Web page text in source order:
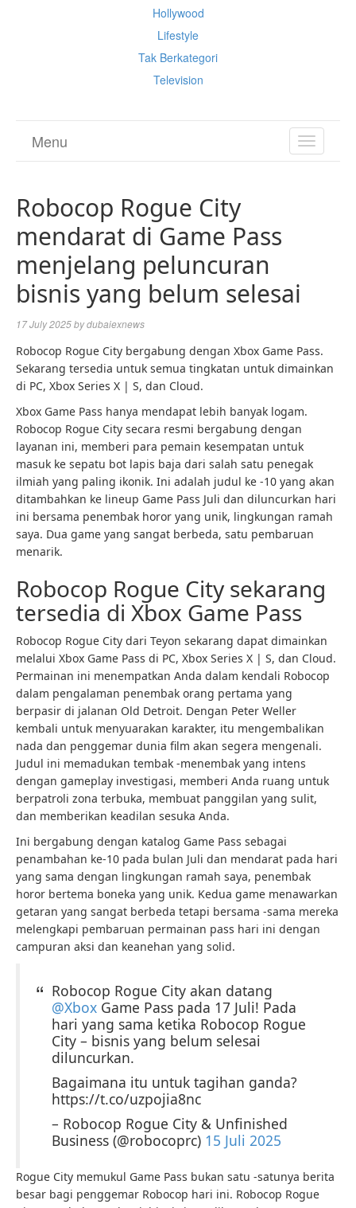
Hollywood
Lifestyle
Tak Berkategori
Television
TOGGLE
Menu
Robocop Rogue City
mendarat di Game Pass
menjelang peluncuran
bisnis yang belum selesai
17 July 2025bydubaiexnews
Robocop Rogue City bergabung dengan Xbox Game Pass.
Sekarang tersedia untuk semua tingkatan untuk dimainkan
di PC, Xbox Series X | S, dan Cloud.
Xbox Game Pass hanya mendapat lebih banyak logam.
Robocop Rogue City secara resmi bergabung dengan
layanan ini, memberi para pemain kesempatan untuk
masuk ke sepatu bot lapis baja dari salah satu penegak
ilmiah yang paling ikonik. Ini adalah judul ke -10 yang akan
ditambahkan ke lineup Game Pass Juli dan diluncurkan hari
ini bersama penembak horor yang unik, lingkungan ramah
saya. Dua game yang sangat berbeda, satu pembaruan
menarik.
Robocop Rogue City sekarang
tersedia di Xbox Game Pass
Robocop Rogue City dari Teyon sekarang dapat dimainkan
melalui Xbox Game Pass di PC, Xbox Series X | S, dan Cloud.
Permainan ini menempatkan Anda dalam kendali Robocop
dalam pengalaman penembak orang pertama yang
berpasir di jalanan Old Detroit. Dengan Peter Weller
kembali untuk menyuarakan karakter, itu mengembalikan
nada dan penggemar dunia film akan segera mengenali.
Judul ini memadukan tembak -menembak yang intens
dengan gameplay investigasi, memberi Anda ruang untuk
berpatroli zona terbuka, membuat panggilan yang sulit,
dan memberikan keadilan sesuka Anda.
Ini bergabung dengan katalog Game Pass sebagai
penambahan ke-10 pada bulan Juli dan mendarat pada hari
yang sama dengan lingkungan ramah saya, penembak
horor bertema boneka yang unik. Kedua game menawarkan
getaran yang sangat berbeda tetapi bersama -sama mereka
melengkapi pembaruan permainan pass hari ini dengan
campuran aksi dan keanehan yang solid.
Robocop Rogue City akan datang
@Xbox Game Pass pada 17 Juli! Pada
hari yang sama ketika Robocop Rogue
City – bisnis yang belum selesai
diluncurkan.
Bagaimana itu untuk tagihan ganda?
https://t.co/uzpojia8nc
– Robocop Rogue City & Unfinished
Business (@robocoprc) 15 Juli 2025
Rogue City memukul Game Pass bukan satu -satunya berita
besar bagi penggemar Robocop hari ini. Robocop Rogue